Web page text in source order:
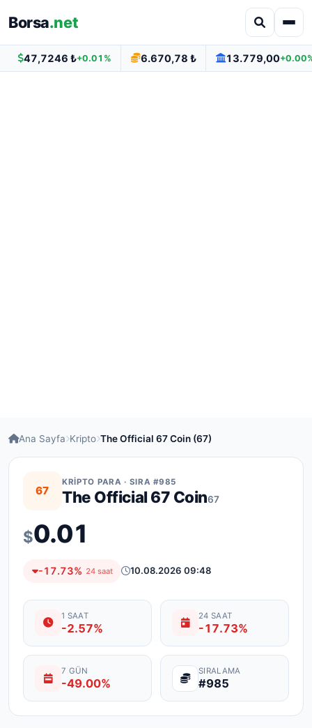
Borsa.net
47,7246 ₺+0.01% 6.670,78 ₺ 13.779,00
Ana Sayfa Kripto The Official 67 Coin (67)
67
KRIPTO PARA · SIRA #985
The Official 67 Coin67
$0.01
-17.73% 24 saat 10.08.2026 09:48
1 SAAT
-2.57%
24 SAAT
-17.73%
7 GÜN
-49.00%
SIRALAMA
#985